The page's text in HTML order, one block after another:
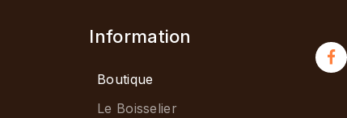
Information
Boutique
Le Boisselier